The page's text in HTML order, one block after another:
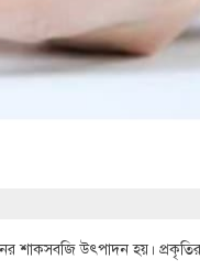
শাকসবজি উৎপাদন হয়।